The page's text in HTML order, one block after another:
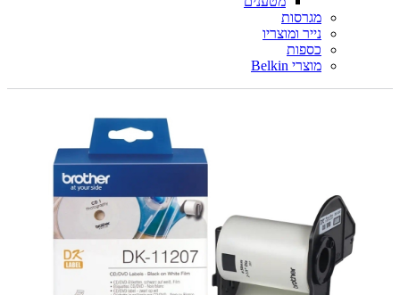
מגרסות
נייר ומוצריו
כספות
מוצרי Belkin